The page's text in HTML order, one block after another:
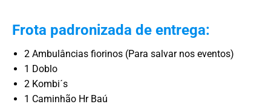
Frota padronizada de entrega:
2 Ambulâncias fiorinos (Para salvar nos eventos)
1 Doblo
2 Kombi´s
1 Caminhão Hr Baú